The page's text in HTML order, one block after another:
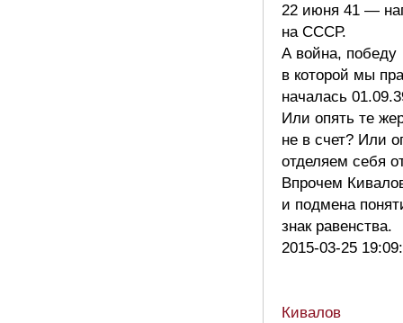
22 июня 41 —
на СССР.
А война, победу
в которой мы
началась
Или опять те
не в счет? Или
отделяем себя
Впрочем
и подмена
знак равенства.
2015-03-25
Кивалов